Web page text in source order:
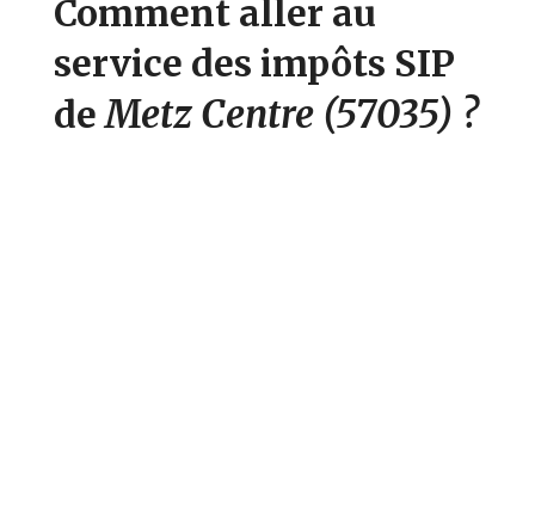
Comment aller au
service des impôts SIP
deMetz Centre (57035) ?